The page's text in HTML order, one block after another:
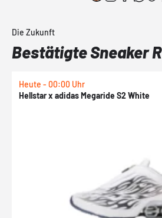
Die Zukunft
Bestätigte Sneaker
Heute - 00:00 Uhr
Hellstar x adidas Megaride S2 White